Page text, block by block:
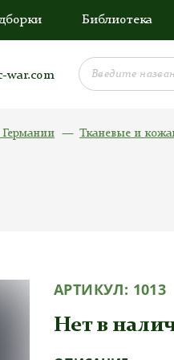
Библиотека
war.com
Тканевые и
АРТИКУЛ: 1013
Нет в